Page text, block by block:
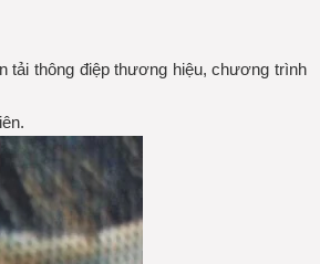
tải thông điệp thương hiệu, chương trình